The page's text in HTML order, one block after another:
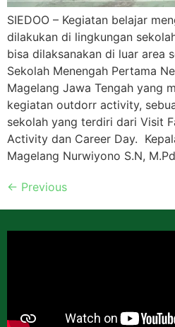
SIEDOO – Kegiatan belajar
dilakukan di lingkungan
bisa dilaksanakan di luar area
Sekolah Menengah Pertama
Magelang Jawa Tengah yang
kegiatan outdorr activity,
sekolah yang terdiri dari Visit
Activity dan Career Day.
Magelang Nurwiyono S.N,
← Previous